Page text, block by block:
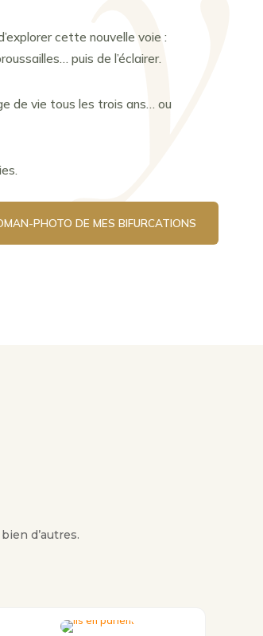
cette nouvelle voie :
puis de l’éclairer.
de vie tous les trois ans… ou
PHOTO DE MES BIFURCATIONS
d’autres.